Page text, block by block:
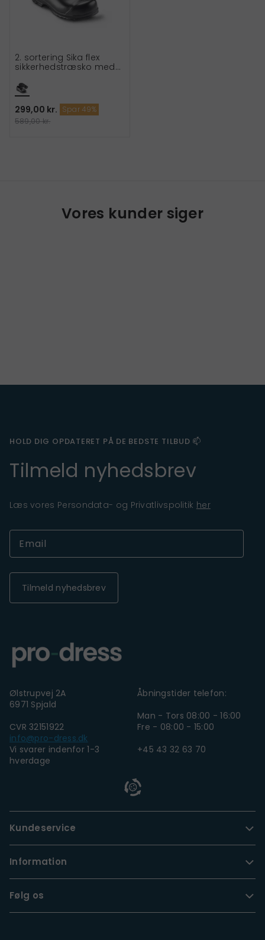
2. sortering Sika flex
sikkerhedstræsko med
299,00 kr. Spar 49%
589,00 kr.
Vores kunder siger
HOLD DIG OPDATERET PÅ DE BEDSTE TILBUD 📫
Tilmeld nyhedsbrev
Læs vores Persondata- og Privatlivspolitik her
Tilmeld nyhedsbrev
Ølstrupvej 2A
6971 Spjald
CVR 32151922
info@pro-dress.dk
Vi svarer indenfor 1-3
hverdage
Åbningstider telefon:
Man - Tors 08:00 - 16:00
Fre - 08:00 - 15:00
+45 43 32 63 70
Kundeservice
Information
Følg os